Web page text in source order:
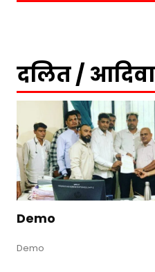
दलित /
Demo
Demo